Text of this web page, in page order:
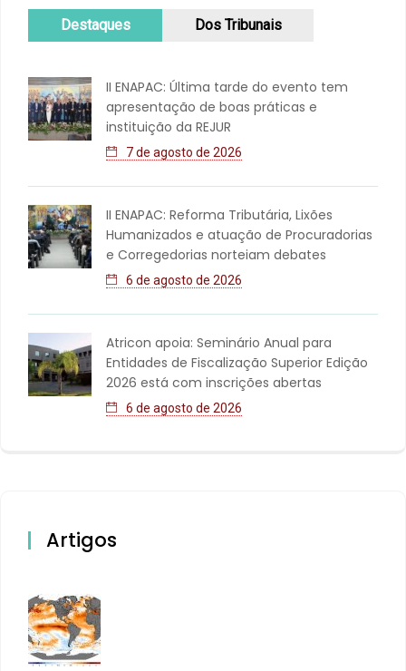
Destaques Dos Tribunais
II ENAPAC: Última tarde do evento tem
apresentação de boas práticas e
instituição da REJUR
7 de agosto de 2026
II ENAPAC: Reforma Tributária, Lixões
Humanizados e atuação de Procuradorias
e Corregedorias norteiam debates
6 de agosto de 2026
Atricon apoia: Seminário Anual para
Entidades de Fiscalização Superior Edição
2026 está com inscrições abertas
6 de agosto de 2026
Artigos